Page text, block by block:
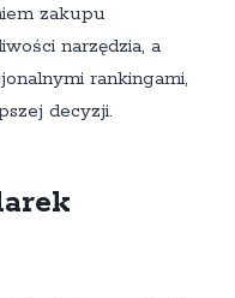
zakupu
narzędzia, a
rankingami,
decyzji.